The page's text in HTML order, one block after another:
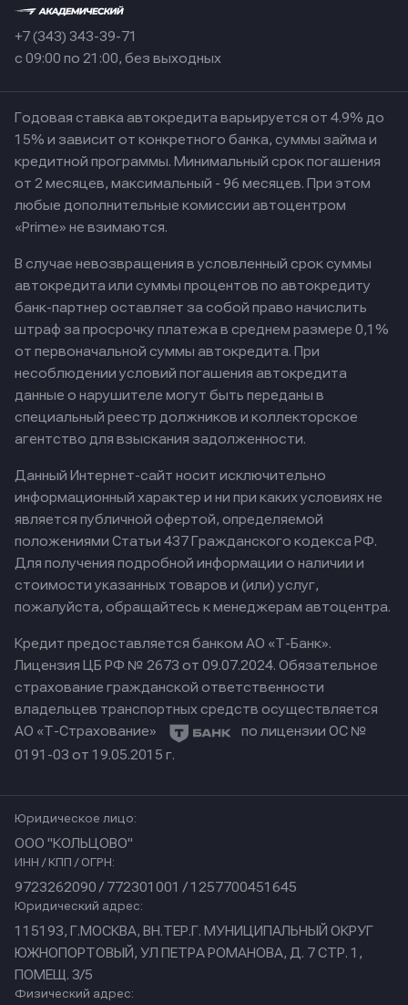
+7 (343) 343-39-71
с 09:00 по 21:00, без выходных
Годовая ставка автокредита варьируется от 4.9% до
15% и зависит от конкретного банка, суммы займа и
кредитной программы. Минимальный срок погашения
от 2 месяцев, максимальный - 96 месяцев. При этом
любые дополнительные комиссии автоцентром
«Prime» не взимаются.
В случае невозвращения в условленный срок суммы
автокредита или суммы процентов по автокредиту
банк-партнер оставляет за собой право начислить
штраф за просрочку платежа в среднем размере 0,1%
от первоначальной суммы автокредита. При
несоблюдении условий погашения автокредита
данные о нарушителе могут быть переданы в
специальный реестр должников и коллекторское
агентство для взыскания задолженности.
Данный Интернет-сайт носит исключительно
информационный характер и ни при каких условиях не
является публичной офертой, определяемой
положениями Статьи 437 Гражданского кодекса РФ.
Для получения подробной информации о наличии и
стоимости указанных товаров и (или) услуг,
пожалуйста, обращайтесь к менеджерам автоцентра.
Кредит предоставляется банком АО «Т-Банк».
Лицензия ЦБ РФ № 2673 от 09.07.2024. Обязательное
страхование гражданской ответственности
владельцев транспортных средств осуществляется
АО «Т-Страхование»
по лицензии ОС №
0191-03 от 19.05.2015 г.
Юридическое лицо:
ООО "КОЛЬЦОВО"
ИНН / КПП / ОГРН:
9723262090 / 772301001 / 1257700451645
Юридический адрес:
115193, Г.МОСКВА, ВН.ТЕР.Г. МУНИЦИПАЛЬНЫЙ ОКРУГ
ЮЖНОПОРТОВЫЙ, УЛ ПЕТРА РОМАНОВА, Д. 7 СТР. 1,
ПОМЕЩ. 3/5
Физический адрес: